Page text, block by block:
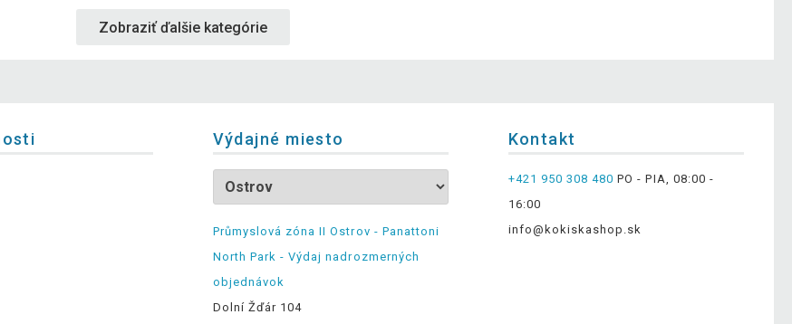
Zobraziť ďalšie kategórie
Výdajné miesto
Průmyslová zóna II Ostrov - Panattoni
North Park - Výdaj nadrozmerných
objednávok
Dolní Žďár 104
Kontakt
+421 950 308 480 PO - PIA, 08:00 -
16:00
info@kokiskashop.sk